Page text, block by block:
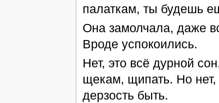
палаткам, ты будешь
Она замолчала, даже
Вроде успокоились.
Нет, это всё дурной
щекам, щипать. Но
дерзость быть.